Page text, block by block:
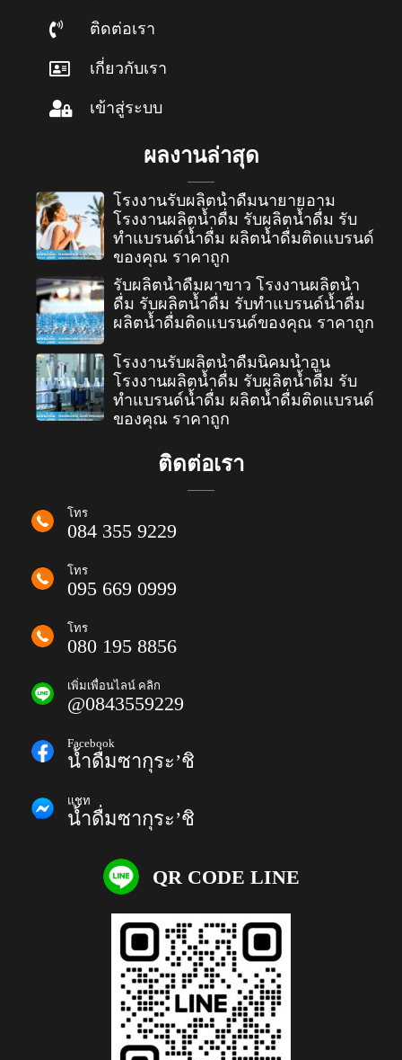
ติดต่อเรา
เกี่ยวกับเรา
เข้าสู่ระบบ
ผลงานล่าสุด
โรงงานรับผลิตน้ำดื่มนายายอาม
โรงงานผลิตน้ำดื่ม รับผลิตน้ำดื่ม รับ
ทำแบรนด์น้ำดื่ม ผลิตน้ำดื่มติดแบรนด์
ของคุณ ราคาถูก
รับผลิตน้ำดื่มผาขาว โรงงานผลิตน้ำ
ดื่ม รับผลิตน้ำดื่ม รับทำแบรนด์น้ำดื่ม
ผลิตน้ำดื่มติดแบรนด์ของคุณ ราคาถูก
โรงงานรับผลิตน้ำดื่มนิคมน้ำอูน
โรงงานผลิตน้ำดื่ม รับผลิตน้ำดื่ม รับ
ทำแบรนด์น้ำดื่ม ผลิตน้ำดื่มติดแบรนด์
ของคุณ ราคาถูก
ติดต่อเรา
โทร
084 355 9229
โทร
095 669 0999
โทร
080 195 8856
เพิ่มเพื่อนไลน์ คลิก
@0843559229
Facebook
น้ำดื่มซากุระ’ชิ
แชท
น้ำดื่มซากุระ’ชิ
QR CODE LINE